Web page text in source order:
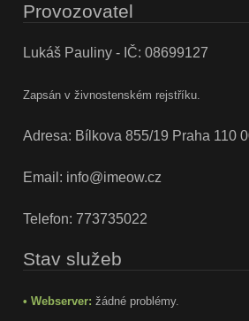
Provozovatel
Lukáš Pauliny - IČ: 08699127
Zapsán v živnostenském rejstříku.
Adresa: Bílkova 855/19 Praha 110
Email: info@imeow.cz
Telefon: 773735022
Stav služeb
• Webserver: žádné problémy.